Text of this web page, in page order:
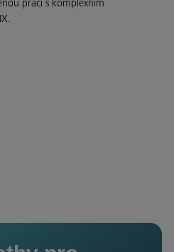
práci s komplexním